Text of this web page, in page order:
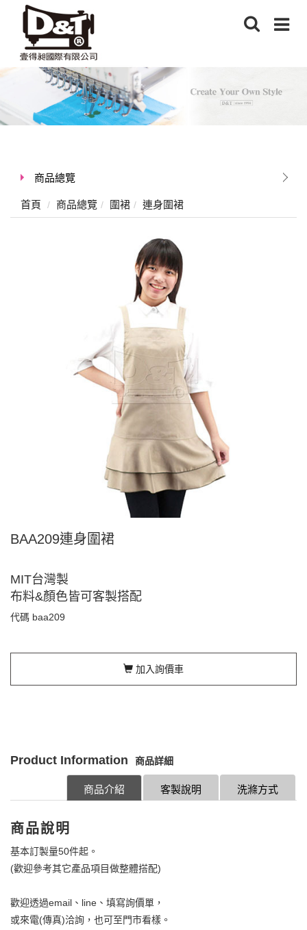
商品總覽
首頁 商品總覽 圍裙 連身圍裙
BAA209連身圍裙
MIT台灣製
布料&顏色皆可客製搭配
代碼 baa209
加入詢價車
Product Information 商品詳細
洗滌方式
客製說明
商品介紹
商品說明
基本訂製量50件起。
(歡迎參考其它產品項目做整體搭配)
歡迎透過email、line、填寫詢價單，
或來電(傳真)洽詢，也可至門市看樣。